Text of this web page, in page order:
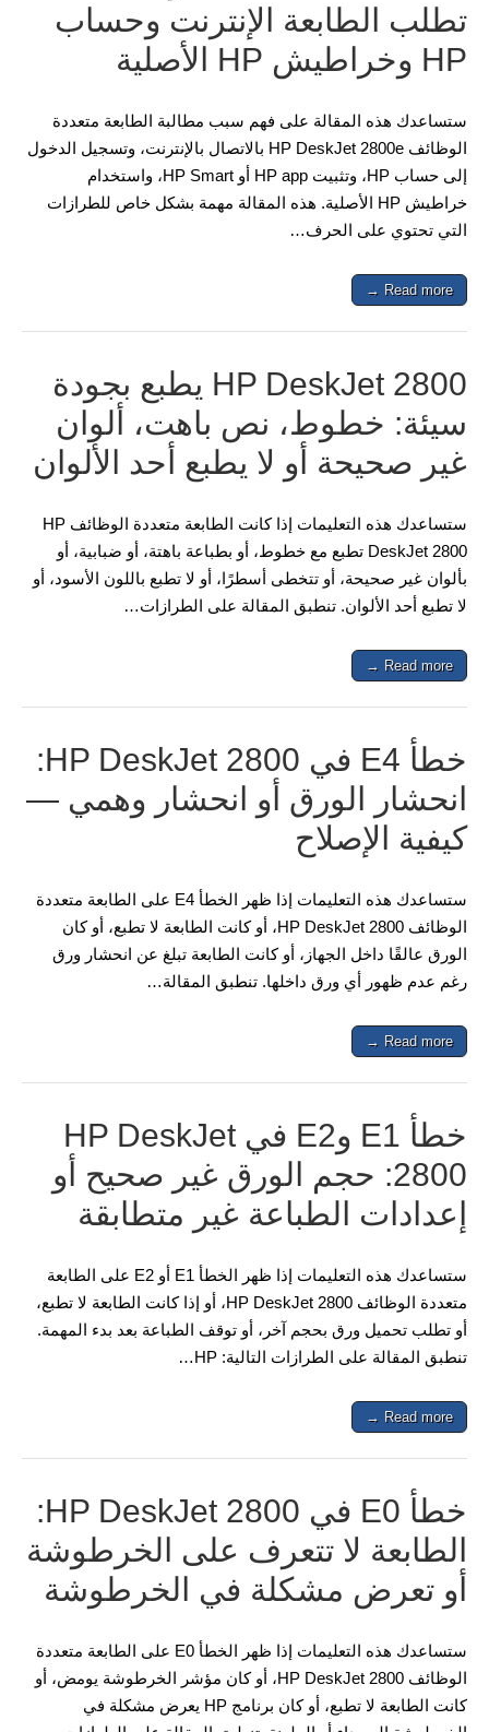
تطلب الطابعة الإنترنت وحساب
HP وخراطيش HP الأصلية
ستساعدك هذه المقالة على فهم سبب مطالبة الطابعة متعددة
الوظائف HP DeskJet 2800e بالاتصال بالإنترنت، وتسجيل الدخول
إلى حساب HP، وتثبيت HP app أو HP Smart، واستخدام
خراطيش HP الأصلية. هذه المقالة مهمة بشكل خاص للطرازات
التي تحتوي على الحرف…
Read more →
HP DeskJet 2800 يطبع بجودة
سيئة: خطوط، نص باهت، ألوان
غير صحيحة أو لا يطبع أحد الألوان
ستساعدك هذه التعليمات إذا كانت الطابعة متعددة الوظائف HP
DeskJet 2800 تطبع مع خطوط، أو بطباعة باهتة، أو ضبابية، أو
بألوان غير صحيحة، أو تتخطى أسطرًا، أو لا تطبع باللون الأسود، أو
لا تطبع أحد الألوان. تنطبق المقالة على الطرازات…
Read more →
خطأ E4 في HP DeskJet 2800:
انحشار الورق أو انحشار وهمي —
كيفية الإصلاح
ستساعدك هذه التعليمات إذا ظهر الخطأ E4 على الطابعة متعددة
الوظائف HP DeskJet 2800، أو كانت الطابعة لا تطبع، أو كان
الورق عالقًا داخل الجهاز، أو كانت الطابعة تبلغ عن انحشار ورق
رغم عدم ظهور أي ورق داخلها. تنطبق المقالة…
Read more →
خطأ E1 وE2 في HP DeskJet
2800: حجم الورق غير صحيح أو
إعدادات الطباعة غير متطابقة
ستساعدك هذه التعليمات إذا ظهر الخطأ E1 أو E2 على الطابعة
متعددة الوظائف HP DeskJet 2800، أو إذا كانت الطابعة لا تطبع،
أو تطلب تحميل ورق بحجم آخر، أو توقف الطباعة بعد بدء المهمة.
تنطبق المقالة على الطرازات التالية: HP…
Read more →
خطأ E0 في HP DeskJet 2800:
الطابعة لا تتعرف على الخرطوشة
أو تعرض مشكلة في الخرطوشة
ستساعدك هذه التعليمات إذا ظهر الخطأ E0 على الطابعة متعددة
الوظائف HP DeskJet 2800، أو كان مؤشر الخرطوشة يومض، أو
كانت الطابعة لا تطبع، أو كان برنامج HP يعرض مشكلة في